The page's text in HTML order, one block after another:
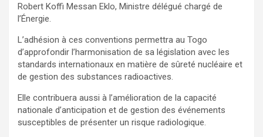
Robert Koffi Messan Eklo, Ministre délégué chargé de
l’Énergie.
L’adhésion à ces conventions permettra au Togo
d’approfondir l’harmonisation de sa législation avec les
standards internationaux en matière de sûreté nucléaire et
de gestion des substances radioactives.
Elle contribuera aussi à l’amélioration de la capacité
nationale d’anticipation et de gestion des événements
susceptibles de présenter un risque radiologique.